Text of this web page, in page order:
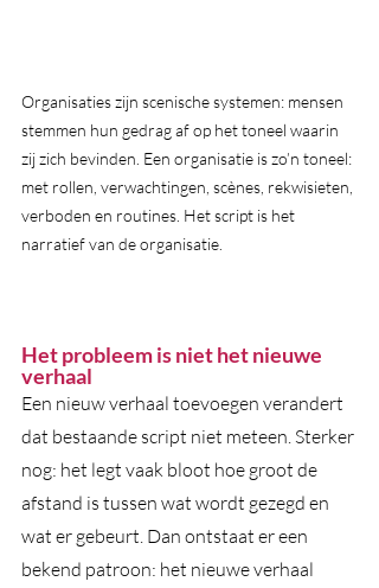
Organisaties zijn scenische systemen: mensen
stemmen hun gedrag af op het toneel waarin
zij zich bevinden. Een organisatie is zo’n toneel:
met rollen, verwachtingen, scènes, rekwisieten,
verboden en routines. Het script is het
narratief van de organisatie.
Het probleem is niet het nieuwe
verhaal
Een nieuw verhaal toevoegen verandert
dat bestaande script niet meteen. Sterker
nog: het legt vaak bloot hoe groot de
afstand is tussen wat wordt gezegd en
wat er gebeurt. Dan ontstaat er een
bekend patroon: het nieuwe verhaal